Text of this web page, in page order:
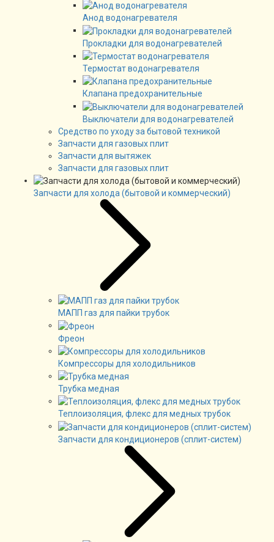
Анод водонагревателя
Прокладки для водонагревателей
Термостат водонагревателя
Клапана предохранительные
Выключатели для водонагревателей
Средство по уходу за бытовой техникой
Запчасти для газовых плит
Запчасти для вытяжек
Запчасти для газовых плит
Запчасти для холода (бытовой и коммерческий)
МАПП газ для пайки трубок
Фреон
Компрессоры для холодильников
Трубка медная
Теплоизоляция, флекс для медных трубок
Запчасти для кондиционеров (сплит-систем)